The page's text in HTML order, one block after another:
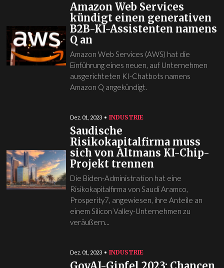
Amazon Web Services
kündigt einen generativen
B2B-KI-Assistenten namens
Q an
Amazon Web Services (AWS) hat die
Einführung eines neuen, auf Unternehmen
ausgerichteten KI-Chatbots namens
Amazon Q angekündigt.
Dez. 01, 2023 INDUSTRIE
Saudische
Risikokapitalfirma muss
sich von Altmans KI-Chip-
Projekt trennen
Die Biden-Administration hat eine
Risikokapitalfirma von Saudi Aramco,
Prosperity7, angewiesen, ihre Anteile an
einem Silicon Valley-Unternehmen zu
veräußern...
Dez. 01, 2023 INDUSTRIE